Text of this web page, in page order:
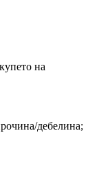
на
дебелина;